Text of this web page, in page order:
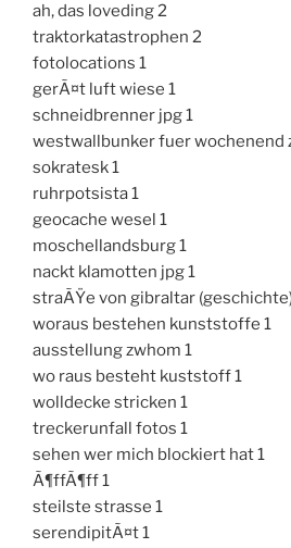
ah, das loveding 2
traktorkatastrophen 2
fotolocations 1
gerÃ¤t luft wiese 1
schneidbrenner jpg 1
westwallbunker fuer wochenend
sokratesk 1
ruhrpotsista 1
geocache wesel 1
moschellandsburg 1
nackt klamotten jpg 1
straÃŸe von gibraltar
woraus bestehen kunststoffe 1
ausstellung zwhom 1
wo raus besteht kuststoff 1
wolldecke stricken 1
treckerunfall fotos 1
sehen wer mich blockiert hat 1
Ã¶ffÃ¶ff 1
steilste strasse 1
serendipitÃ¤t 1